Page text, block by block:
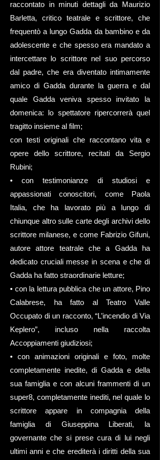
raccontato in minuti dettagli da Maurizio
Barletta, critico teatrale e scrittore, che
frequentò a lungo Gadda da bambino e da
adolescente e che spesso era mandato a
intercettare lo scrittore nel suo percorso
dal padre, che era diventato intimamente
amico di Gadda durante la guerra e dal
quale Gadda veniva spesso invitato la
domenica: lo spettatore ripercorrerà quel
tragitto insieme al film;
con testi originali che raccontano vita e
opere dello scrittore, recitati da Sergio
Rubini;
• con testimonianze di studiosi e
appassionati conoscitori, come Paola
Italia, che ha lavorato più a lungo di
chiunque altro sulle carte degli archivi dello
scrittore milanese, e come Fabrizio Gifuni,
autore attore teatrale che a Gadda ha
dedicato cruciali messe in scena e che di
Gadda ha fatto straordinarie letture;
• con la lettura pubblica che un attore, Pino
Calabrese, ha fatto al Teatro Valle
Occupato di un racconto, “L’incendio di Via
Keplero”, incluso nella raccolta
Accoppiamenti giudiziosi;
• con animazioni originali e foto, molte
completamente inedite, di Gadda e della
sua famiglia e con alcuni frammenti di un
super8, completamente inediti, nel quale lo
scrittore appare in compagnia della
famiglia di Giuseppina Liberati, la
governante che si prese cura di lui negli
ultimi anni e che erediterà i diritti della sua